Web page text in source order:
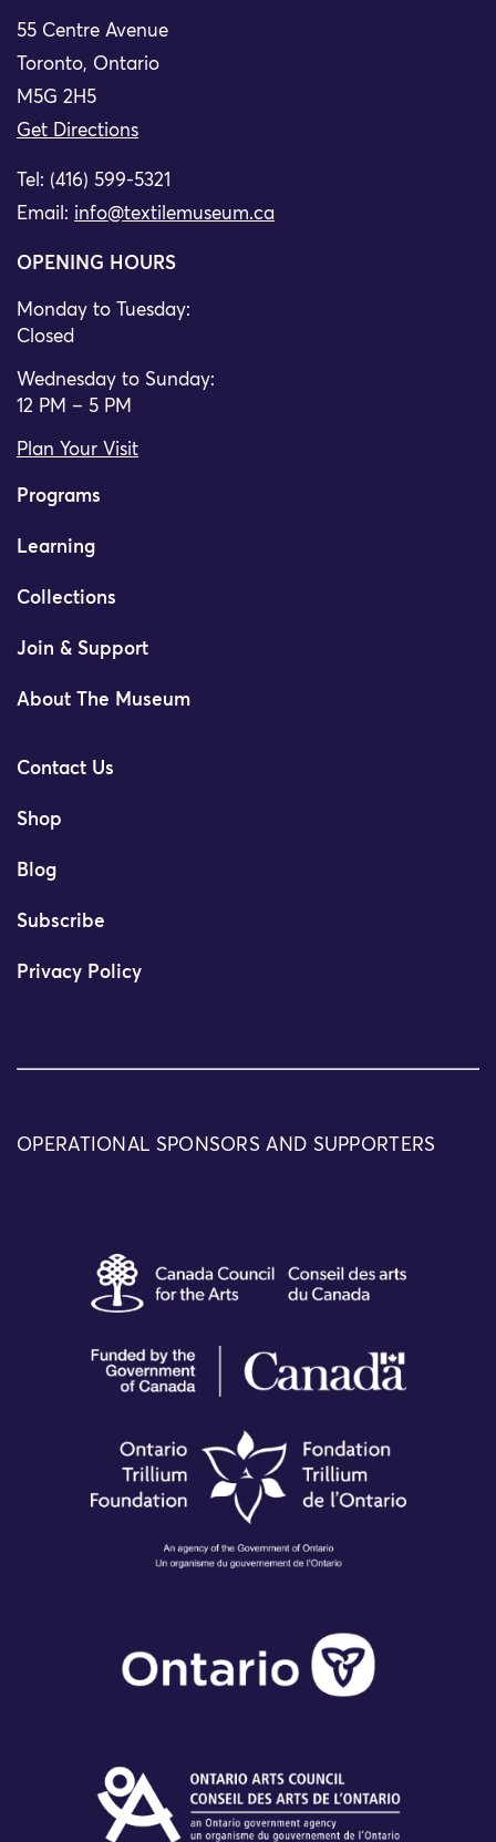
55 Centre Avenue
Toronto, Ontario
M5G 2H5
Get Directions
Tel: (416) 599-5321
Email: info@textilemuseum.ca
OPENING HOURS
Monday to Tuesday:
Closed
Wednesday to Sunday:
12 PM – 5 PM
Plan Your Visit
Programs
Learning
Collections
Join & Support
About The Museum
Contact Us
Shop
Blog
Subscribe
Privacy Policy
OPERATIONAL SPONSORS AND SUPPORTERS